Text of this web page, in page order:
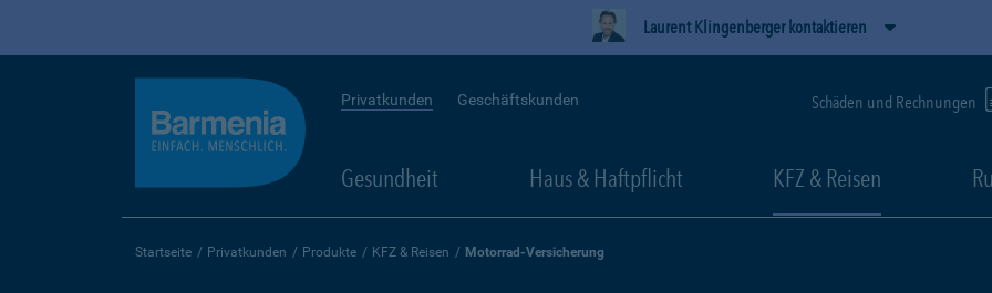
Laurent Klingenberger kontaktieren
Privatkunden Geschäftskunden Schäden und Rechnungen
Gesundheit Haus & Haftpflicht KFZ & Reisen
Startseite Privatkunden Produkte KFZ & Reisen Motorrad-Versicherung